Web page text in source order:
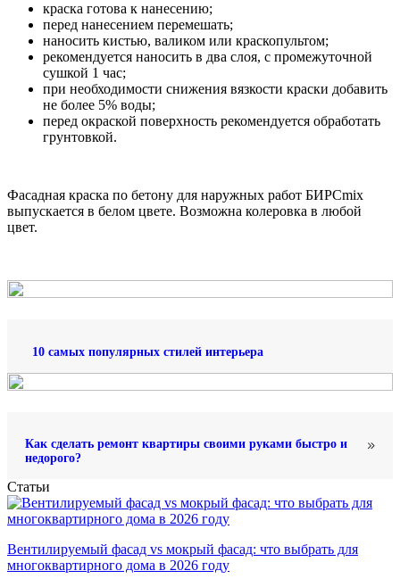
краска готова к нанесению;
перед нанесением перемешать;
наносить кистью, валиком или краскопультом;
рекомендуется наносить в два слоя, с промежуточной
сушкой 1 час;
при необходимости снижения вязкости краски добавить
не более 5% воды;
перед окраской поверхность рекомендуется обработать
грунтовкой.
Фасадная краска по бетону для наружных работ БИРСmix
выпускается в белом цвете. Возможна колеровка в любой
цвет.
10 самых популярных стилей интерьера
Как сделать ремонт квартиры своими руками быстро и
недорого?
Статьи
Вентилируемый фасад vs мокрый фасад: что выбрать для
многоквартирного дома в 2026 году